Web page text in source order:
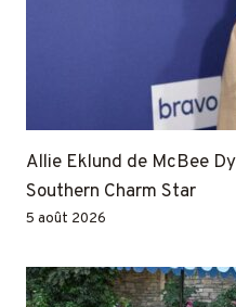
Allie Eklund de McBee
Southern Charm Star
5 août 2026